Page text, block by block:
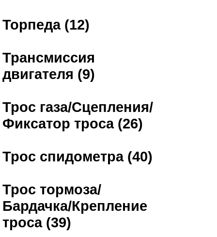
Торпеда (12)
Трансмиссия
двигателя (9)
Трос газа/Сцепления/
Фиксатор троса (26)
Трос спидометра (40)
Трос тормоза/
Бардачка/Крепление
троса (39)